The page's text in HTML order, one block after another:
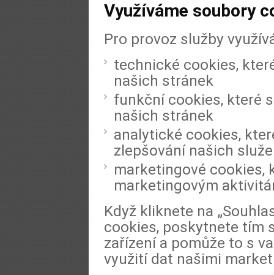
Využíváme soubory
Pro provoz služby
technické cookies,
našich stránek
funkční cookies, které
našich stránek
analytické cookies,
zlepšování našich
marketingové cookies,
marketingovým
Když kliknete na
cookies, poskytnete tím
zařízení a pomůže to s
využití dat našimi